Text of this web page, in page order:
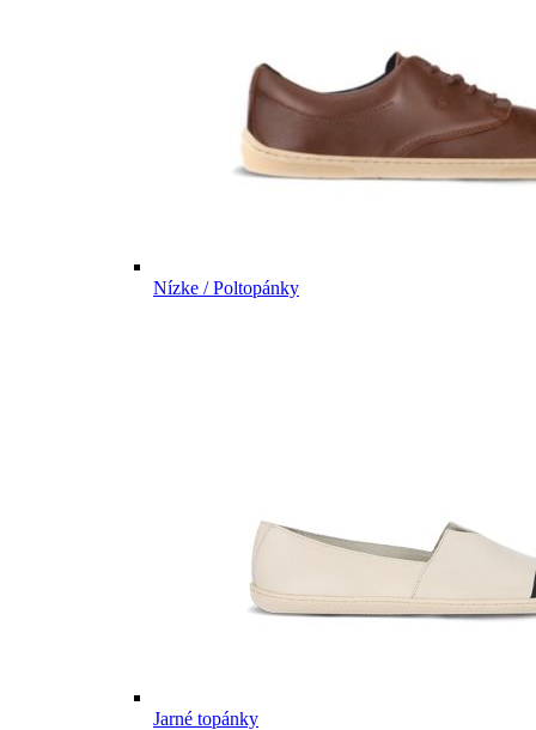
Nízke / Poltopánky
Jarné topánky